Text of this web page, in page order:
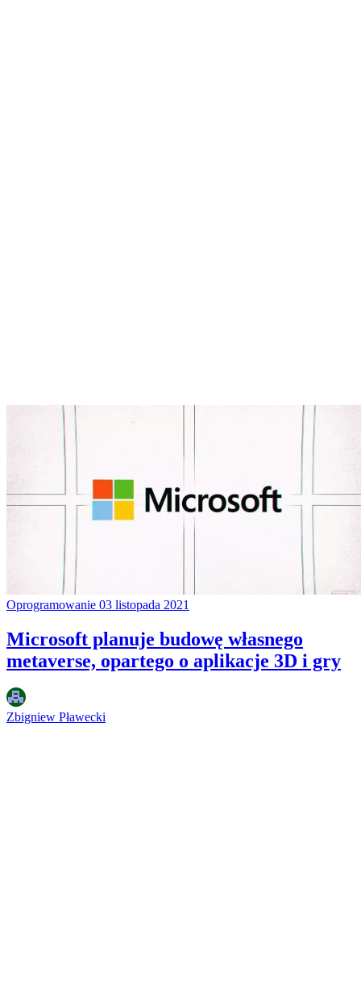
Oprogramowanie 03 listopada 2021
Microsoft planuje budowę własnego
metaverse, opartego o aplikacje 3D i gry
Zbigniew Pławecki